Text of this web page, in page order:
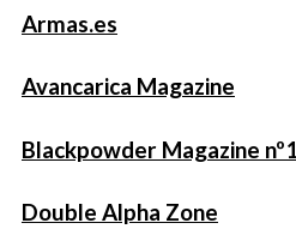
Armas.es
Avancarica Magazine
Blackpowder Magazine nº1
Double Alpha Zone